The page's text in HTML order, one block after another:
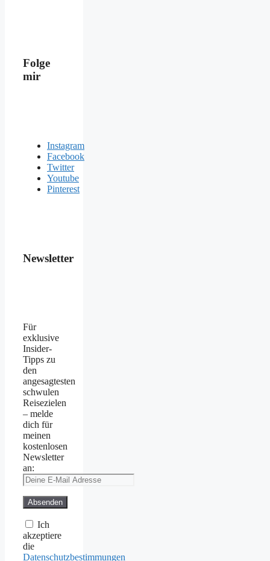
Folge
mir
Instagram
Facebook
Twitter
Youtube
Pinterest
Newsletter
Für
exklusive
Insider-
Tipps zu
den
angesagtesten
schwulen
Reisezielen
– melde
dich für
meinen
kostenlosen
Newsletter
an:
Ich
akzeptiere
die
Datenschutzbestimmungen